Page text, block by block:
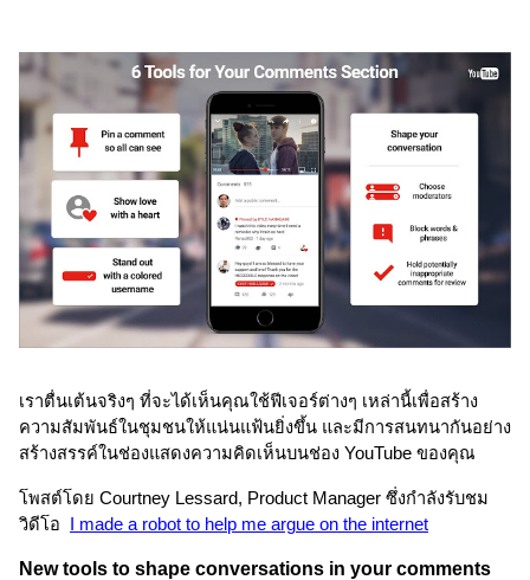
เราตื่นเต้นจริงๆ ที่จะได้เห็นคุณใช้ฟีเจอร์ต่างๆ เหล่านี้เพื่อสร้าง
ความสัมพันธ์ในชุมชนให้แน่นแฟ้นยิ่งขึ้น และมีการสนทนากันอย่าง
สร้างสรรค์ในช่องแสดงความคิดเห็นบนช่อง YouTube ของคุณ
โพสต์โดย Courtney Lessard, Product Manager ซึ่งกำลังรับชม
วิดีโอ
I made a robot to help me argue on the internet
New tools to shape conversations in your comments